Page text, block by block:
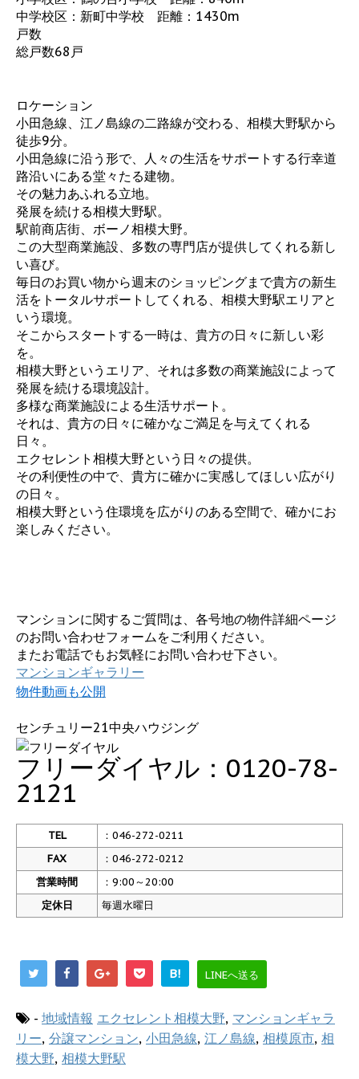
中学校区：新町中学校 距離：1430m
戸数
総戸数68戸
ロケーション
小田急線、江ノ島線の二路線が交わる、相模大野駅から
徒歩9分。
小田急線に沿う形で、人々の生活をサポートする行幸道
路沿いにある堂々たる建物。
その魅力あふれる立地。
発展を続ける相模大野駅。
駅前商店街、ボーノ相模大野。
この大型商業施設、多数の専門店が提供してくれる新し
い喜び。
毎日のお買い物から週末のショッピングまで貴方の新生
活をトータルサポートしてくれる、相模大野駅エリアと
いう環境。
そこからスタートする一時は、貴方の日々に新しい彩
を。
相模大野というエリア、それは多数の商業施設によって
発展を続ける環境設計。
多様な商業施設による生活サポート。
それは、貴方の日々に確かなご満足を与えてくれる
日々。
エクセレント相模大野という日々の提供。
その利便性の中で、貴方に確かに実感してほしい広がり
の日々。
相模大野という住環境を広がりのある空間で、確かにお
楽しみください。
マンションに関するご質問は、各号地の物件詳細ページ
のお問い合わせフォームをご利用ください。
またお電話でもお気軽にお問い合わせ下さい。
マンションギャラリー
物件動画も公開
センチュリー21中央ハウジング
フリーダイヤル：0120-78-
2121
TEL
：046-272-0211
FAX
：046-272-0212
営業時間
：9:00～20:00
定休日
毎週水曜日
B! LINEへ送る
- 地域情報 エクセレント相模大野, マンションギャラ
リー, 分譲マンション, 小田急線, 江ノ島線, 相模原市, 相
模大野, 相模大野駅